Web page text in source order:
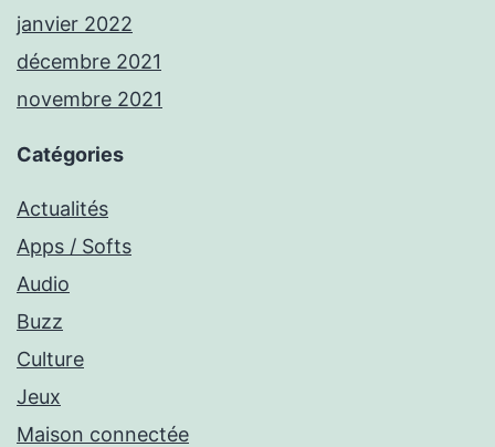
janvier 2022
décembre 2021
novembre 2021
Catégories
Actualités
Apps / Softs
Audio
Buzz
Culture
Jeux
Maison connectée